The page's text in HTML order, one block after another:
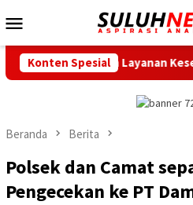
ke
Mobile
Konten Spesial
Layanan Kesehatan
Beranda Berita
Polsek dan Camat
Pengecekan ke PT